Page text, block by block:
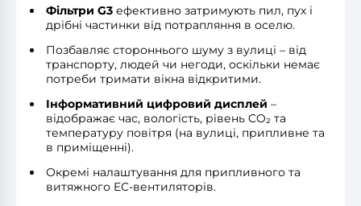
Фільтри G3 ефективно затримують пил, пух і
дрібні частинки від потрапляння в оселю.
Позбавляє стороннього шуму з вулиці – від
транспорту, людей чи негоди, оскільки немає
потреби тримати вікна відкритими.
Інформативний цифровий дисплей –
відображає час, вологість, рівень CO₂ та
температуру повітря (на вулиці, припливне та
в приміщенні).
Окремі налаштування для припливного та
витяжного EC-вентиляторів.